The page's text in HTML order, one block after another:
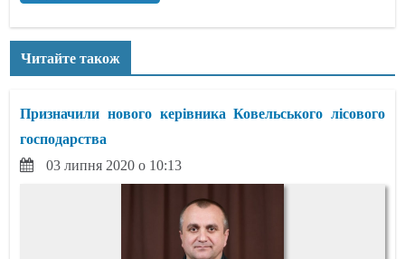
Читайте також
Призначили нового керівника Ковельського лісового
господарства
03 липня 2020 о 10:13